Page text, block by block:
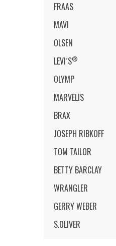
FRAAS
MAVI
OLSEN
LEVI´S®
OLYMP
MARVELIS
BRAX
JOSEPH RIBKOFF
TOM TAILOR
BETTY BARCLAY
WRANGLER
GERRY WEBER
S.OLIVER